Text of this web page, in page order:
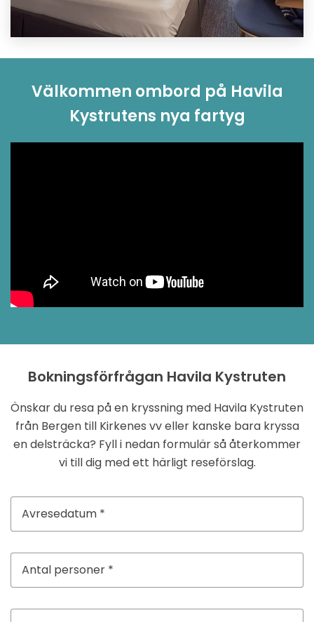
Välkommen ombord på Havila
Kystrutens nya fartyg
Bokningsförfrågan Havila Kystruten
Önskar du resa på en kryssning med Havila Kystruten
från Bergen till Kirkenes vv eller kanske bara kryssa
en delsträcka? Fyll i nedan formulär så återkommer
vi till dig med ett härligt reseförslag.